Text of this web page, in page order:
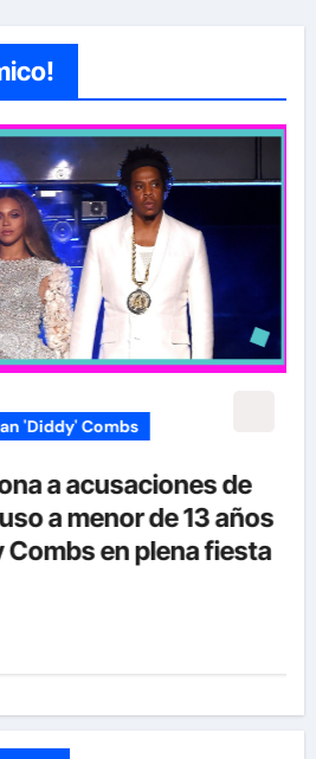
'Diddy' Combs
a acusaciones de
a menor de 13 años
en plena fiesta